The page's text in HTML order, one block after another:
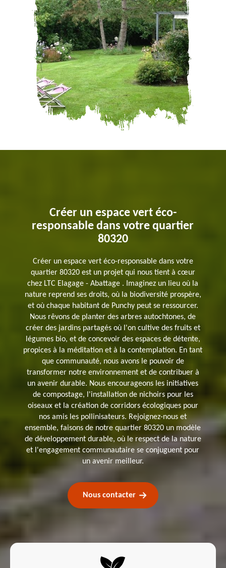
Créer un espace vert éco-
responsable dans votre quartier
80320
Créer un espace vert éco-responsable dans votre
quartier 80320 est un projet qui nous tient à cœur
chez LTC Elagage - Abattage . Imaginez un lieu où la
nature reprend ses droits, où la biodiversité prospère,
et où chaque habitant de Punchy peut se ressourcer.
Nous rêvons de planter des arbres autochtones, de
créer des jardins partagés où l'on cultive des fruits et
légumes bio, et de concevoir des espaces de détente,
propices à la méditation et à la contemplation. En tant
que communauté, nous avons le pouvoir de
transformer notre environnement et de contribuer à
un avenir durable. Nous encourageons les initiatives
de compostage, l'installation de nichoirs pour les
oiseaux et la création de corridors écologiques pour
nos amis les pollinisateurs. Rejoignez-nous et
ensemble, faisons de notre quartier 80320 un modèle
de développement durable, où le respect de la nature
et l'engagement communautaire se conjuguent pour
un avenir meilleur.
Nous contacter